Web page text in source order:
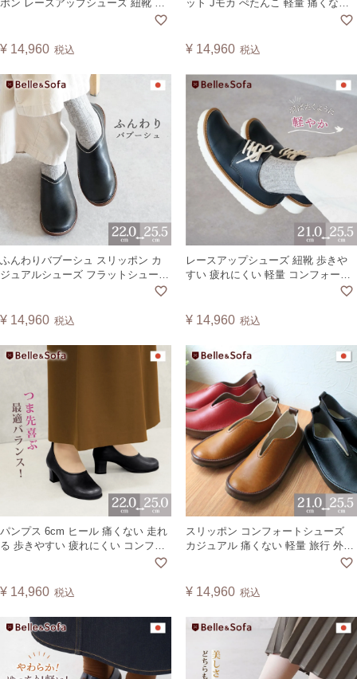
ポン レースアップシューズ 紐靴 ス
ニーカー ローヒール フラット レデ
¥ 14,960 税込
ット Jモカ ぺたんこ 軽量 痛くない
疲れにくい 歩きやすい コンフォー
たり 外反母趾 日本製 リーフ LEAFL
¥ 14,960 税込
ふんわりバブーシュ スリッポン カ
ジュアルシューズ フラットシューズ
靴 日本製 レディース BEANS ビー
¥ 14,960 税込
レースアップシューズ 紐靴 歩きや
すい 疲れにくい 軽量 コンフォート
シューズ スニーカー 白底 ヴィーガ
LWING【A】
¥ 14,960 税込
パンプス 6cm ヒール 痛くない 走れ
る 歩きやすい 疲れにくい コンフォ
ートインソール 通勤 通学 リクルー
ゆったり 外反母趾 黒 日本製
¥ 14,960 税込
スリッポン コンフォートシューズ
カジュアル 痛くない 軽量 旅行 外反
母趾 ゆったり レディース 婦人靴 日
¥ 14,960 税込